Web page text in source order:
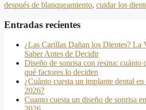
después de blanqueamiento, cuidar los
Entradas recientes
¿Las Carillas Dañan los Dientes? La
Saber Antes de Decidir
Diseño de sonrisa con resina: cuánto
qué factores lo deciden
¿Cuánto cuesta un implante dental
2026?
Cuanto cuesta un diseño de sonrisa